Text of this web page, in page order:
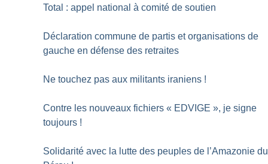
Total : appel national à comité de soutien
Déclaration commune de partis et organisations de
gauche en défense des retraites
Ne touchez pas aux militants iraniens !
Contre les nouveaux fichiers « EDVIGE », je signe
toujours !
Solidarité avec la lutte des peuples de l’Amazonie du